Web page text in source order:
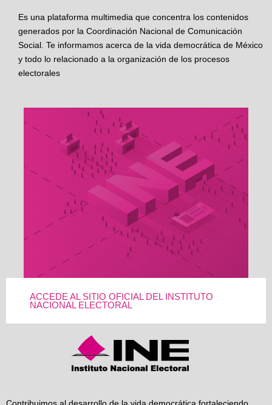
Es una plataforma multimedia que concentra los contenidos
generados por la Coordinación Nacional de Comunicación
Social. Te informamos acerca de la vida democrática de México
y todo lo relacionado a la organización de los procesos
electorales
ACCEDE AL SITIO OFICIAL DEL INSTITUTO
NACIONAL ELECTORAL